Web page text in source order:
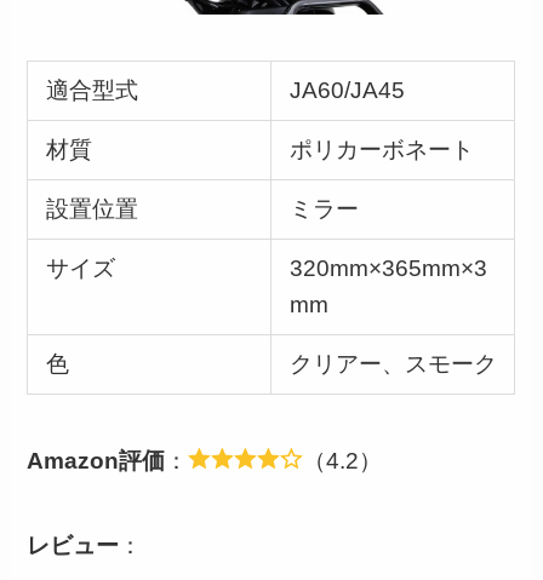
適合型式 JA60/JA45
材質 ポリカーボネート
設置位置 ミラー
サイズ
320mm×365mm×3
mm
色 クリアー、スモーク
Amazon評価 ： （4.2）
レビュー ：